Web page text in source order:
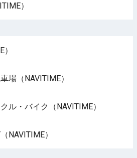
）
場（NAVITIME）
ル・バイク（NAVITIME）
NAVITIME）